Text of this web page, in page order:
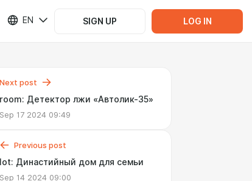
EN SIGN UP LOG IN
Next post
room: Детектор лжи «Автолик-35»
Sep 17 2024 09:49
Previous post
lot: Династийный дом для семьи
Sep 14 2024 09:00